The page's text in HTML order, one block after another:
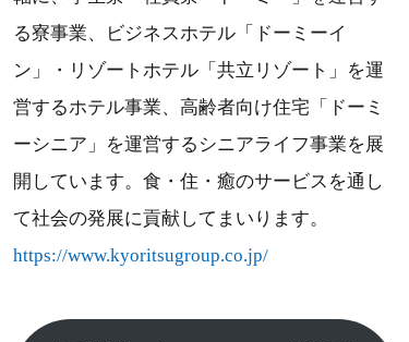
る寮事業、ビジネスホテル「ドーミーイ
ン」・リゾートホテル「共立リゾート」を運
営するホテル事業、高齢者向け住宅「ドーミ
ーシニア」を運営するシニアライフ事業を展
開しています。食・住・癒のサービスを通し
て社会の発展に貢献してまいります。
https://www.kyoritsugroup.co.jp/